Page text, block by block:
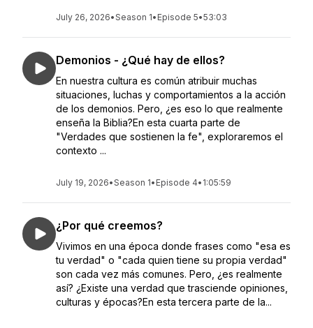
July 26, 2026•Season 1• Episode 5•53:03
Demonios - ¿Qué hay de ellos?
En nuestra cultura es común atribuir muchas
situaciones, luchas y comportamientos a la acción
de los demonios. Pero, ¿es eso lo que realmente
enseña la Biblia?En esta cuarta parte de
"Verdades que sostienen la fe", exploraremos el
contexto ...
July 19, 2026•Season 1• Episode 4• 1:05:59
¿Por qué creemos?
Vivimos en una época donde frases como "esa es
tu verdad" o "cada quien tiene su propia verdad"
son cada vez más comunes. Pero, ¿es realmente
así? ¿Existe una verdad que trasciende opiniones,
culturas y épocas?En esta tercera parte de la...